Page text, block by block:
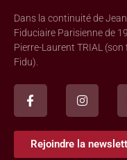
Dans la continuité de
Fiduciaire Parisienne de
Pierre-Laurent TRIAL
Fidu).
Rejoindre la